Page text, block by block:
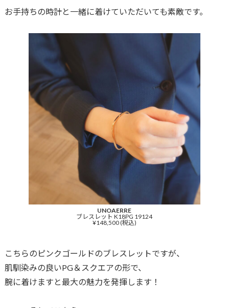
お手持ちの時計と一緒に着けていただいても素敵です。
UNOAERRE
ブレスレット K18PG 19124
¥148,500 (税込)
こちらのピンクゴールドのブレスレットですが、
肌馴染みの良いPG＆スクエアの形で、
腕に着けますと最大の魅力を発揮します！